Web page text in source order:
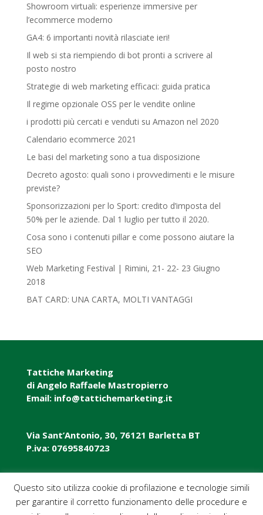
Showroom virtuali: esperienze immersive per
l’ecommerce moderno
GA4: 6 importanti novità rilasciate ieri!
Il web si sta riempiendo di bot pronti a scrivere al
posto nostro
Strategie di web marketing efficaci: guida pratica
Il regime opzionale OSS per le vendite online
i prodotti più cercati e venduti su Amazon nel 2020
Calendario ecommerce 2021
Le basi del marketing sono a tua disposizione
Decreto agosto: quali sono i provvedimenti e le misure
previste?
Sponsorizzazioni per lo Sport: credito d’imposta del
50% per le aziende. Dal 1 luglio per tutto il 2020.
Cosa sono i contenuti pillar e come possono aiutare la
SEO
Web Marketing Festival | Rimini, 21- 22- 23 Giugno
2018‎
BAT CARD: UNA CARTA, MOLTI VANTAGGI
Tattiche Marketing
di Angelo Raffaele Mastropierro
Email: info@tattichemarketing.it
Via Sant’Antonio, 30, 76121 Barletta BT
P.iva: 07695840723
P.iva: 07695840723
Pec: tattichemarketing@pec.it
Questo sito utilizza cookie di profilazione e tecnologie simili
per garantire il corretto funzionamento delle procedure e